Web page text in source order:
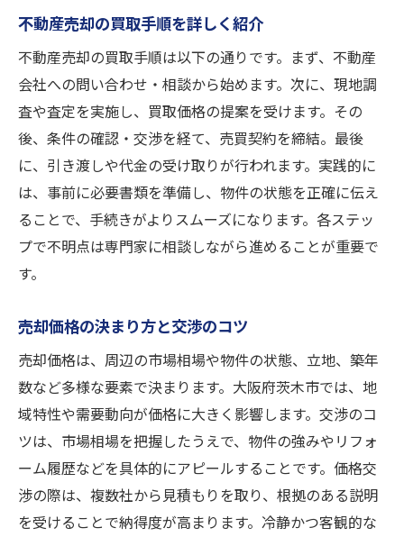
不動産売却の買取手順を詳しく紹介
不動産売却の買取手順は以下の通りです。まず、不動産
会社への問い合わせ・相談から始めます。次に、現地調
査や査定を実施し、買取価格の提案を受けます。その
後、条件の確認・交渉を経て、売買契約を締結。最後
に、引き渡しや代金の受け取りが行われます。実践的に
は、事前に必要書類を準備し、物件の状態を正確に伝え
ることで、手続きがよりスムーズになります。各ステッ
プで不明点は専門家に相談しながら進めることが重要で
す。
売却価格の決まり方と交渉のコツ
売却価格は、周辺の市場相場や物件の状態、立地、築年
数など多様な要素で決まります。大阪府茨木市では、地
域特性や需要動向が価格に大きく影響します。交渉のコ
ツは、市場相場を把握したうえで、物件の強みやリフォ
ーム履歴などを具体的にアピールすることです。価格交
渉の際は、複数社から見積もりを取り、根拠のある説明
を受けることで納得度が高まります。冷静かつ客観的な